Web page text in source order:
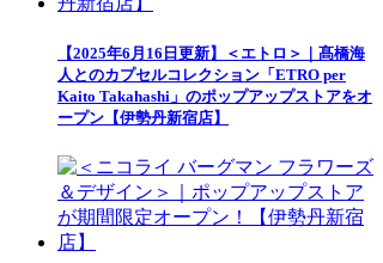
【2025年6月16日更新】＜エトロ＞｜髙橋海
人とのカプセルコレクション「ETRO per
Kaito Takahashi」のポップアップストアをオ
ープン【伊勢丹新宿店】